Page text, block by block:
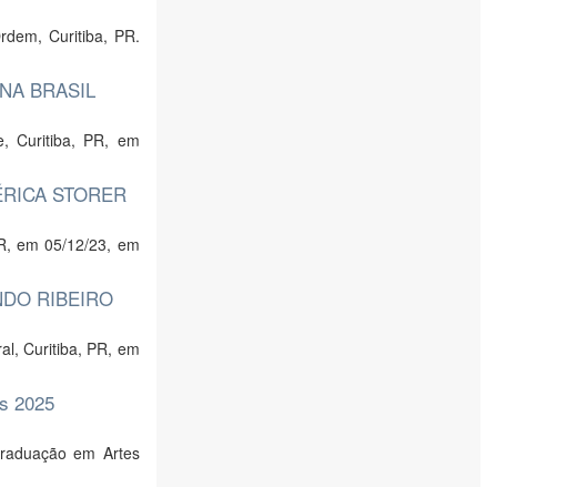
Curitiba, PR.
BRASIL
Curitiba, PR, em
STORER
em 05/12/23, em
RIBEIRO
Curitiba, PR, em
2025
em Artes